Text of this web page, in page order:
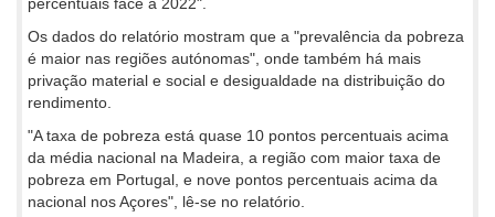
Os dados do relatório mostram que a "prevalência da pobreza
é maior nas regiões autónomas", onde também há mais
privação material e social e desigualdade na distribuição do
rendimento.
"A taxa de pobreza está quase 10 pontos percentuais acima
da média nacional na Madeira, a região com maior taxa de
pobreza em Portugal, e nove pontos percentuais acima da
nacional nos Açores", lê-se no relatório.